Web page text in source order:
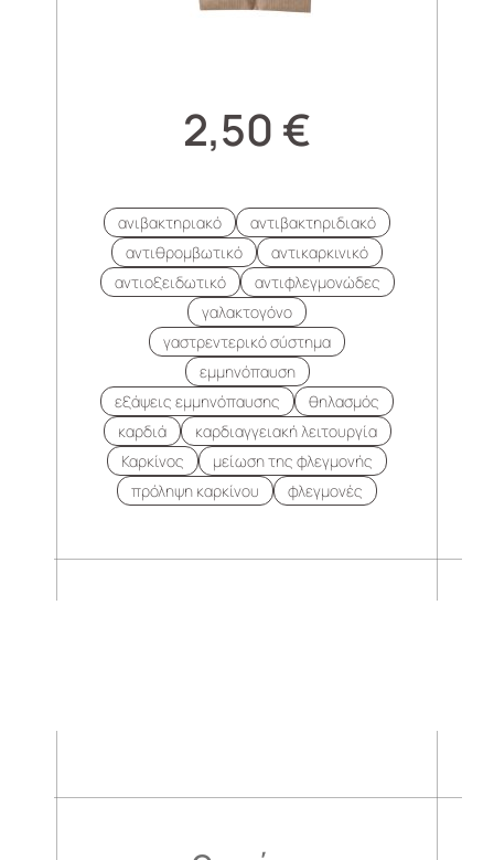
2,50 €
ανιβακτηριακό
αντιβακτηριδιακό
αντιθρομβωτικό
αντικαρκινικό
αντιοξειδωτικό
αντιφλεγμονώδες
γαλακτογόνο
γαστρεντερικό σύστημα
εμμηνόπαυση
εξάψεις εμμηνόπαυσης
θηλασμός
καρδιά
καρδιαγγειακή λειτουργία
Καρκίνος
μείωση της φλεγμονής
πρόληψη καρκίνου
φλεγμονές
.